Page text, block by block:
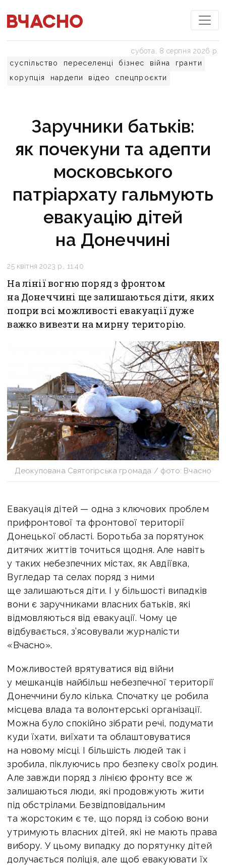
суспільство переселенці бізнес війна
гранти
корупція
нардепи відео спецпроєкти
субота, 8 серпня 2026 р.
Заручники батьків:
як почекуни та адепти
московського
патріархату гальмують
евакуацію дітей
на Донеччині
25 квітня 2023 р., 11:40
На лінії вогню поряд з фронтом
на Донеччині ще залишаються діти, яких
попри всі можливості евакуації дуже
важко вивезти на мирну територію.
Деокупована Святогірська громада / фото: Вчасно
Евакуація дітей — одна з ключових проблем
прифронтової та фронтової території
Донецької області. Боротьба за порятунок
дитячих життів точиться щодня. Але навіть
у таких небезпечних містах, як Авдіївка,
Вугледар та селах поряд з ними
ще залишаються діти. І у більшості випадків
вони є заручниками власних батьків, які
відмовляються від евакуації. Чому це
відбувається, з’ясовували журналісти
«Вчасно».
Можливостей врятуватися від війни
у мешканців найбільш небезпечної території
Донеччини було кілька. Спочатку це робила
місцева влада та волонтерські організації.
Можна було спокійно зібрати речі, подумати
куди їхати, виїхати та облаштовуватися
на новому місці. І більшість людей так і
зробила, піклуючись про безпеку своїх родин.
Але завжди поряд з лінією фронту все ж
залишаються люди, які продовжують жити
під обстрілами. Безвідповідальним
та жорстоким є те, що поряд із собою вони
утримують власних дітей, які не мають права
вибору. У цьому випадку до порятунку дітей
долучається поліція, але щоб евакуювати їх